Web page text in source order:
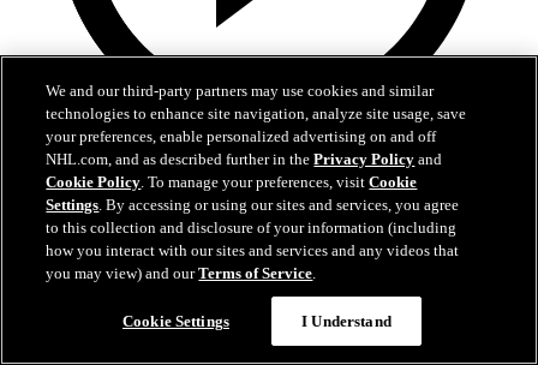
0:30
Ničuškinův úžasný gól
Ničuškin se krásně uvolnil a forhendovým blafákem otevřel skóre
24. dub 2025
We and our third-party partners may use cookies and similar
technologies to enhance site navigation, analyze site usage, save
your preferences, enable personalized advertising on and off
NHL.com, and as described further in thePrivacy Policy and
Cookie Policy. To manage your preferences, visitCookie
Settings. By accessing or using our sites and services, you agree
to this collection and disclosure of your information (including
how you interact with our sites and services and any videos that
you may view) and ourTerms of Service.
Cookie Settings I Understand